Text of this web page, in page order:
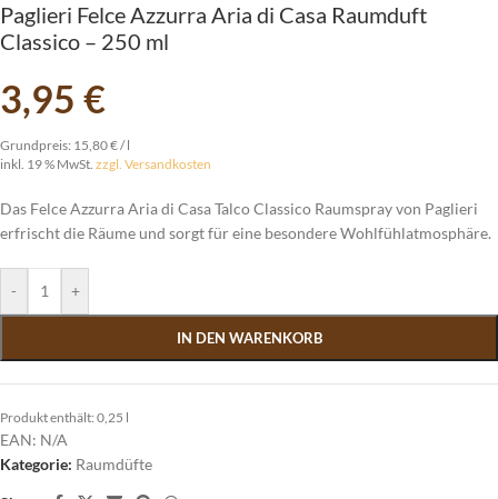
Paglieri Felce Azzurra Aria di Casa Raumduft
Classico – 250 ml
3,95 €
Grundpreis: 15,80€/l
inkl. 19 % MwSt. zzgl. Versandkosten
Das Felce Azzurra Aria di Casa Talco Classico Raumspray von Paglieri
erfrischt die Räume und sorgt für eine besondere Wohlfühlatmosphäre.
- +
IN DEN WARENKORB
Produkt enthält: 0,25 l
EAN: N/A
Kategorie: Raumdüfte